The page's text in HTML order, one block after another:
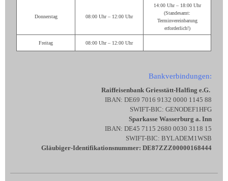
Donnerstag 08:00 Uhr – 12:00 Uhr
14:00 Uhr – 18:00 Uhr
(Standesamt:
Terminvereinbarung
erforderlich!)
Freitag 08:00 Uhr – 12:00 Uhr
Bankverbindungen:
Raiffeisenbank Griesstätt-Halfing e.G.
IBAN: DE69 7016 9132 0000 1145 88
SWIFT-BIC: GENODEF1HFG
Sparkasse Wasserburg a. Inn
IBAN: DE45 7115 2680 0030 3118 15
SWIFT-BIC: BYLADEM1WSB
Gläubiger-Identifikationsnummer: DE87ZZZ00000168444